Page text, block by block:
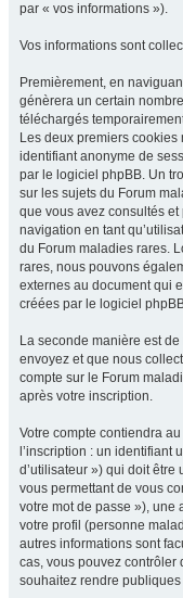
par « vos informations »).
Vos informations sont
Premièrement, en
génèrera un certain
téléchargés
Les deux premiers cookies
identifiant anonyme de
par le logiciel phpBB. Un
sur les sujets du Forum
que vous avez consultés et
navigation en tant
du Forum maladies rares.
rares, nous pouvons
externes au document qui
créées par le logiciel
La seconde manière est
envoyez et que nous
compte sur le Forum
après votre inscription.
Votre compte contiendra
l’inscription : un identifiant
d’utilisateur ») qui doit être
vous permettant de vous
votre mot de passe »), une
votre profil (personne
autres informations sont
cas, vous pouvez contrôler
souhaitez rendre